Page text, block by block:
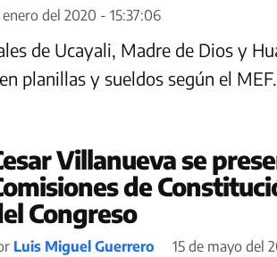
enero del 2020 - 15:37:06
de Ucayali, Madre de Dios y
planillas y sueldos según el MEF.
Villanueva se
de
Congreso
Luis Miguel Guerrero 15 de mayo del